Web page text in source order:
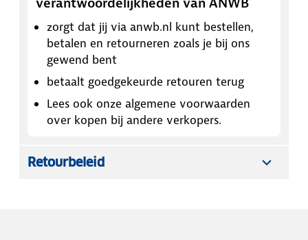
zorgt dat jij via anwb.nl kunt bestellen,
betalen en retourneren zoals je bij ons
gewend bent
betaalt goedgekeurde retouren terug
Lees ook onze algemene voorwaarden
over kopen bij andere verkopers.
Retourbeleid